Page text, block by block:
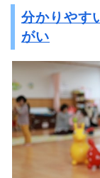
分かりやす
がい